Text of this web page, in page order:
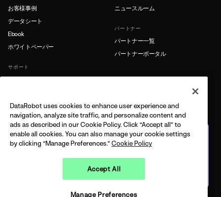
お客様事例
データシート
Ebook
ホワイトペーパー
サポート
もっと詳しく
リソースライブラリ
ニュースルーム
パートナー
パートナー一覧
パートナーポータル
COPYRIGHT © 2026 DATAROBOT, INC - ALL RIGHTS RESERVED
企業向けエージェント型AIプ
レイブック
実務への実装例
今すぐダウンロード
DataRobot uses cookies to enhance user experience and
navigation, analyze site traffic, and personalize content and
ads as described in our Cookie Policy. Click “Accept all” to
enable all cookies. You can also manage your cookie settings
by clicking “Manage Preferences.”Cookie Policy
Accept All
Manage Preferences